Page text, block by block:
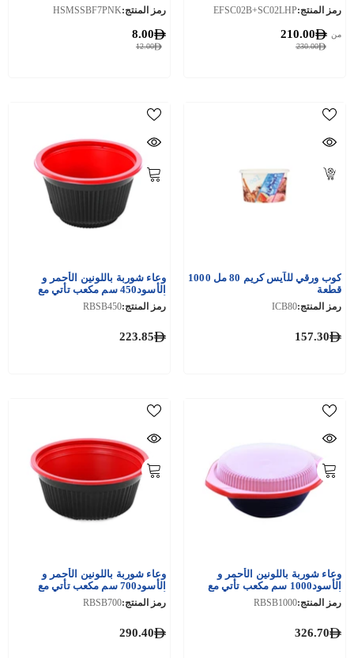
رمز المنتج:EFSC02B+SC02LHP
230.00
من 210.00
رمز المنتج:HSMSSBF7PNK
12.00
8.00
كوب ورقي للآيس كريم 80 مل 1000
قطعة
رمز المنتج:ICB80
157.30
وعاء شوربة باللونين الأحمر و
الأسود450 سم مكعب تأتي مع
أغطية 200 قطعة
رمز المنتج:RBSB450
223.85
وعاء شوربة باللونين الأحمر و
الأسود1000 سم مكعب تأتي مع
أغطية 200 قطعة
رمز المنتج:RBSB1000
326.70
وعاء شوربة باللونين الأحمر و
الأسود700 سم مكعب تأتي مع
أغطية 200 قطعة
رمز المنتج:RBSB700
290.40